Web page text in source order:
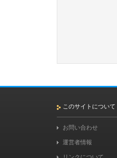
このサイトについて
お問い合わせ
運営者情報